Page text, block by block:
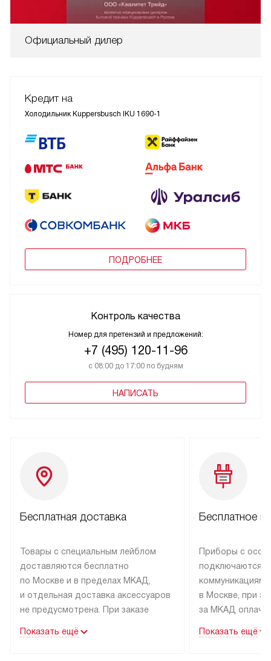
Официальный дилер
Кредит на
Холодильник Kuppersbusch IKU 1690-1
ПОДРОБНЕЕ
Контроль качества
Номер для претензий и предложений:
+7 (495) 120-11-96
с 08:00 до 17:00 по будням
НАПИСАТЬ
Бесплатная доставка
Товары с специальным лейблом
доставляются бесплатно
по Москве и в пределах МКАД,
и отдельная доставка аксессуаров
не предусмотрена. При заказе
рекомендуем обсудить
Показать ещё
Бесплатное
Приборы с
подключаются к
коммуникациям
в Москве, при
за МКАД
партнера
Показать ещё